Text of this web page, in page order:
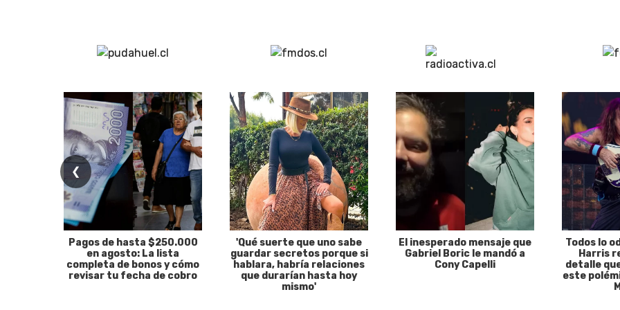
❮
Pagos de hasta $250.000
en agosto: La lista
completa de bonos y cómo
revisar tu fecha de cobro
'Qué suerte que uno sabe
guardar secretos porque si
hablara, habría relaciones
que durarían hasta hoy
mismo'
El inesperado mensaje que
Gabriel Boric le mandó a
Cony Capelli
Todos lo
Harris
detalle
este